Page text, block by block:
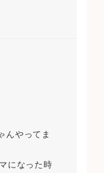
んやってま
になった時